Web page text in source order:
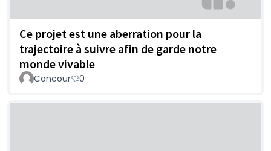
Ce projet est une aberration pour la
trajectoire à suivre afin de garde notre
monde vivable
Concour 0